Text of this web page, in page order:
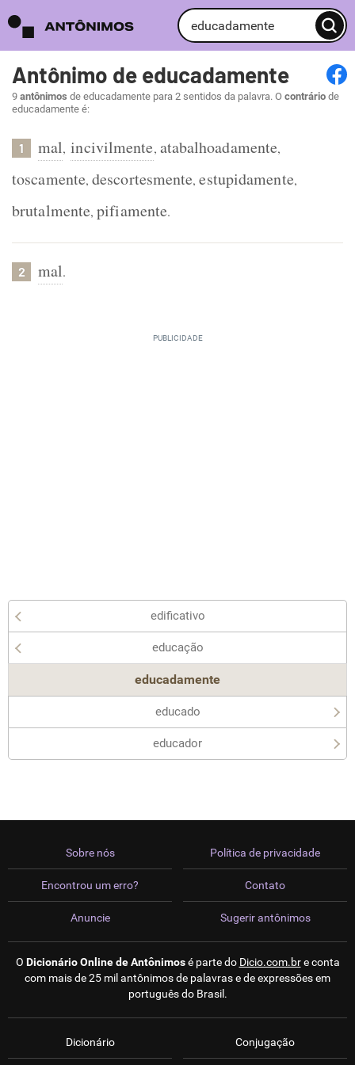
Antônimo de educadamente
9 antônimos de educadamente para 2 sentidos da palavra. O contrário de
educadamente é:
1 mal, incivilmente, atabalhoadamente,
toscamente, descortesmente,estupidamente,
brutalmente,pifiamente.
2 mal.
edificativo
educação
educadamente
educado
educador
Sobre nós
Encontrou um erro?
Anuncie
Política de privacidade
Contato
Sugerir antônimos
O Dicionário Online de Antônimosé parte do Dicio.com.bre conta
com mais de 25 mil antônimos de palavras e de expressões em
português do Brasil.
Dicionário Conjugação